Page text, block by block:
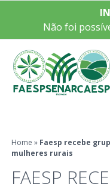
Não foi
Home » Faesp recebe
mulheres rurais
FAESP